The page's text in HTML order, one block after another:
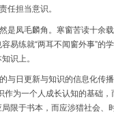
任担当意识。
是凤毛麟角。寒窗苦读十余
易练就“两耳不闻窗外事”的
识上。
日更新与知识的信息化传
作为一个人成长认知的基础
局限于书本，而应涉猎社会